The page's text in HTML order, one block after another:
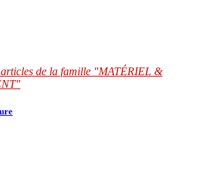
articles de la famille "MATÉRIEL &